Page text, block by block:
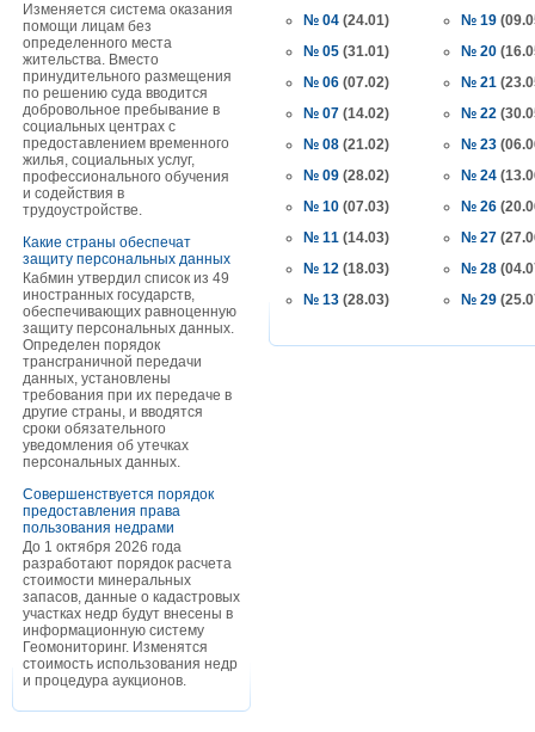
Изменяется система оказания
помощи лицам без
определенного места
жительства. Вместо
принудительного размещения
по решению суда вводится
добровольное пребывание в
социальных центрах с
предоставлением временного
жилья, социальных услуг,
профессионального обучения
и содействия в
трудоустройстве.
Какие страны обеспечат
защиту персональных данных
Кабмин утвердил список из 49
иностранных государств,
обеспечивающих равноценную
защиту персональных данных.
Определен порядок
трансграничной передачи
данных, установлены
требования при их передаче в
другие страны, и вводятся
сроки обязательного
уведомления об утечках
персональных данных.
Совершенствуется порядок
предоставления права
пользования недрами
До 1 октября 2026 года
разработают порядок расчета
стоимости минеральных
запасов, данные о кадастровых
участках недр будут внесены в
информационную систему
Геомониторинг. Изменятся
стоимость использования недр
и процедура аукционов.
№ 04 (24.01)
№ 05 (31.01)
№ 06 (07.02)
№ 07 (14.02)
№ 08 (21.02)
№ 09 (28.02)
№ 10 (07.03)
№ 11 (14.03)
№ 12 (18.03)
№ 13 (28.03)
№ 19
№ 20
№ 21
№ 22
№ 23
№ 24
№ 26
№ 27
№ 28
№ 29